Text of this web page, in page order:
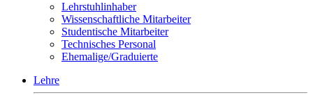
Lehrstuhlinhaber
Wissenschaftliche Mitarbeiter
Studentische Mitarbeiter
Technisches Personal
Ehemalige/Graduierte
Lehre